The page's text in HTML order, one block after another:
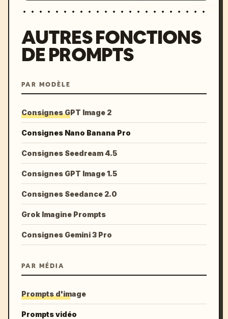
AUTRES FONCTIONS
DE PROMPTS
PAR MODÈLE
Consignes GPT Image 2
Consignes Nano Banana Pro
Consignes Seedream 4.5
Consignes GPT Image 1.5
Consignes Seedance 2.0
Grok Imagine Prompts
Consignes Gemini 3 Pro
PAR MÉDIA
Prompts d'image
Prompts vidéo